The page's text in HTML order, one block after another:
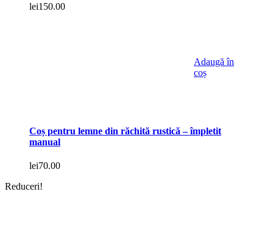
lei150.00
Adaugă în
coș
Coș pentru lemne din răchită rustică – împletit
manual
lei70.00
Reduceri!